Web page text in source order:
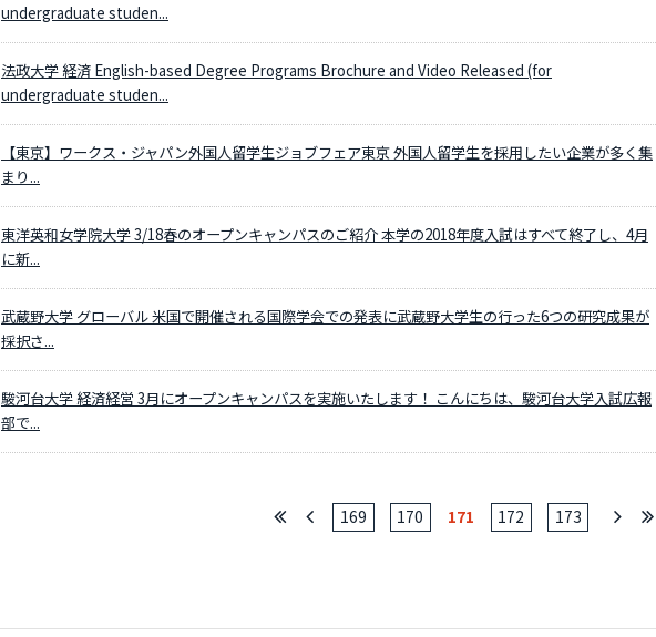
undergraduate studen...
法政大学 経済 English-based Degree Programs Brochure and Video Released (for
undergraduate studen...
【東京】ワークス・ジャパン外国人留学生ジョブフェア東京 外国人留学生を採用したい企業が多く集
まり...
東洋英和女学院大学 3/18春のオープンキャンパスのご紹介 本学の2018年度入試はすべて終了し、4月
に新...
武蔵野大学 グローバル 米国で開催される国際学会での発表に武蔵野大学生の行った6つの研究成果が
採択さ...
駿河台大学 経済経営 3月にオープンキャンパスを実施いたします！ こんにちは、駿河台大学入試広報
部で...
169 170 171 172 173